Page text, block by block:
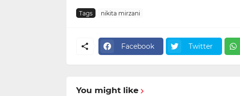
Tags nikita mirzani
Facebook Twitter
You might like